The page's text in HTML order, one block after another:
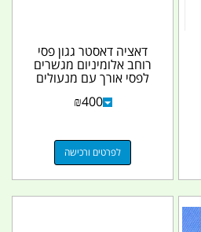
דאציה דאסטר גגון פסי
רוחב אלומיניום מגשרים
לפסי אורך עם מנעולים
קמפינג לייף
₪400
לפרטים ורכישה